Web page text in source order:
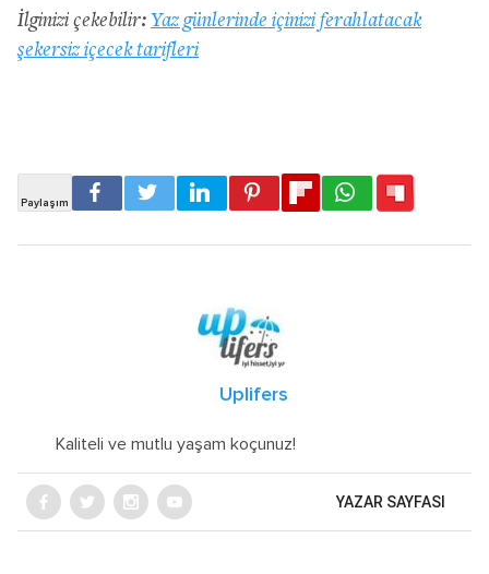
İlginizi çekebilir: Yaz günlerinde içinizi ferahlatacak
şekersiz içecek tarifleri
Uplifers
Kaliteli ve mutlu yaşam koçunuz!
YAZAR SAYFASI